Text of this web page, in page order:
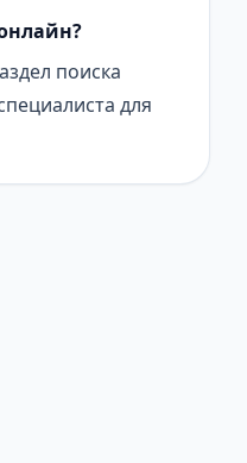
поиска
для